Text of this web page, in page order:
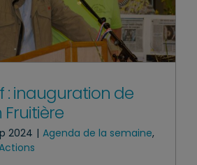
: inauguration de
Fruitière
2024 | Agenda de la semaine,